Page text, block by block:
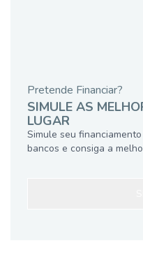
Pretende Financiar?
SIMULE AS
LUGAR
Simule seu
bancos e consiga a